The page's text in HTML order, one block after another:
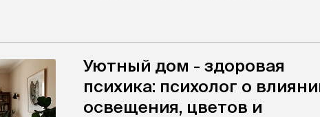
Уютный дом - здоровая
психика: психолог о
освещения, цветов и